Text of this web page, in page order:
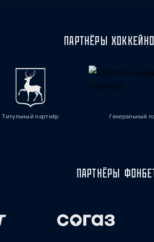
ПАРТНЁРЫ
Титульный партнёр Генеральный
ПАРТНЁРЫ